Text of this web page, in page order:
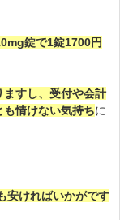
錠で1錠1700円
すし、受付や会計
情けない気持ちに
安ければいかがです